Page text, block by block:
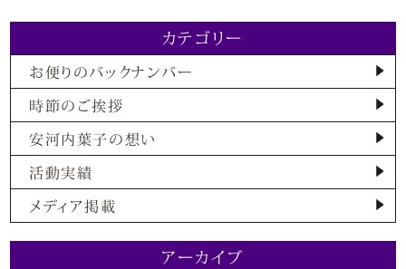
カテゴリー
お便りのバックナンバー
時節のご挨拶
安河内葉子の想い
活動実績
メディア掲載
アーカイブ